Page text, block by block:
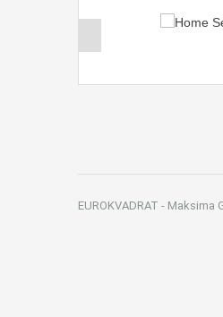
EUROKVADRAT -